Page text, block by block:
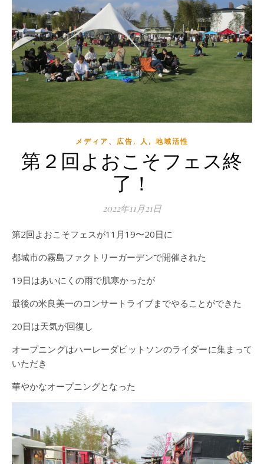
メディア、広告, 人 , 地域活性
第２回よおこそフェス終
了！
2022年11月21日
第2回よおこそフェスが11月19〜20日に
都城市の霧島ファクトリーガーデンで開催された
19日はあいにくの雨で肌寒かったが
最後の米良美一のコンサートライブまでやることができた
20日は天気が回復し
オープニングはハーレーダビットソンのライダーに集まって
いただき
華やかなオープニングとなった